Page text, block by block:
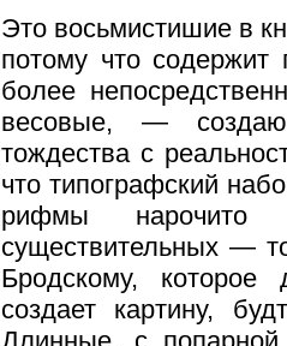
Это восьмистишие в
потому что
более
весовые, —
тождества с
что типографский
рифмы нарочито
существительных —
Бродскому,
создает картину,